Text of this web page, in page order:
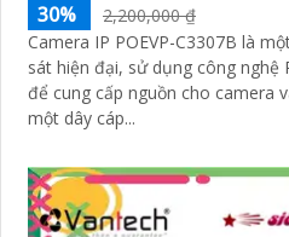
30%
2,200,000 ₫
Camera IP POEVP-C3307B là
sát hiện đại, sử dụng công nghệ
để cung cấp nguồn cho camera
một dây cáp...